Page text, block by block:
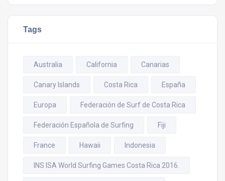
Tags
Australia California Canarias
Canary Islands Costa Rica España
Europa Federación de Surf de Costa Rica
Federación Española de Surfing Fiji
France Hawaii Indonesia
INS ISA World Surfing Games Costa Rica 2016.